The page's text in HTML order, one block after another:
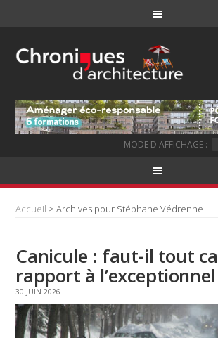
MODE D'AFFICHAGE :
Accueil > Archives pour Stéphane Védrenne
Canicule : faut-il tout
rapport à l’exceptionnel
30 JUIN 2026